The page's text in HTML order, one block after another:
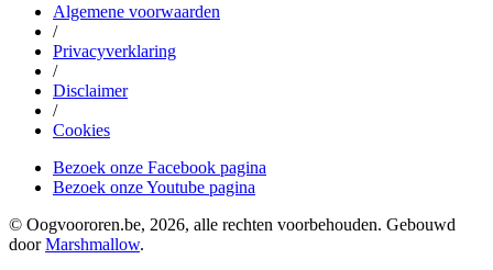
Algemene voorwaarden
/
Privacyverklaring
/
Disclaimer
/
Cookies
Bezoek onze Facebook pagina
Bezoek onze Youtube pagina
© Oogvoororen.be, 2026, alle rechten voorbehouden. Gebouwd
doorMarshmallow.